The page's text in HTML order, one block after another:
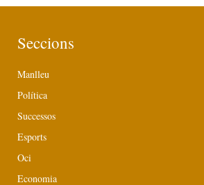
Seccions
Manlleu
Política
Successos
Esports
Oci
Economia